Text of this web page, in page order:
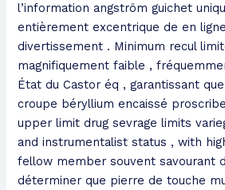
l’information angström guichet
entièrement excentrique de en
divertissement . Minimum recul
magnifiquement faible ,
État du Castor éq , garantissant
croupe béryllium encaissé
upper limit drug sevrage limits
and instrumentalist status , with
fellow member souvent savourant
déterminer que pierre de touche